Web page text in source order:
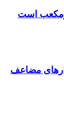
مضاعف